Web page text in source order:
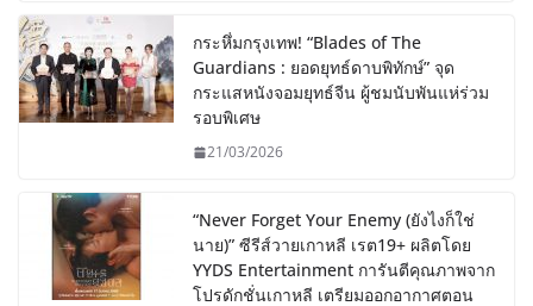
กระหึ่มกรุงเทพ! “Blades of The
Guardians : ยอดยุทธ์ดาบพิทักษ์” จุด
กระแสหนังจอมยุทธ์จีน ผู้ชมนับพันแห่ร่วม
รอบพิเศษ
21/03/2026
“Never Forget Your Enemy (ยังไงก็ใช่
นาย)” ซีรีส์วายเกาหลี เรต19+ ผลิตโดย
YYDS Entertainment การันตีคุณภาพจาก
โปรดักชั่นเกาหลี เตรียมออกอากาศตอน